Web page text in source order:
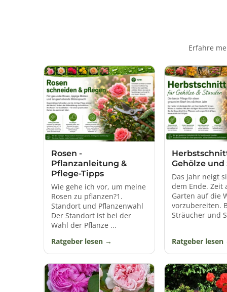
Solitärpflanzen:
Rankende Sorten:
Bodendecker:
2. Duft und Blüte:
Der betörende
prächtigen Blüten locken nicht
unterschiedlichen
3. Farbenvielfalt:
Rosen
Gelb oder Weiß. Die Farbwahl
farbliche
4. Bienen- und
Schmetterlinge an, die nicht nur
Beitrag zur
Der Ruf, dass
Eine ausgewogene Düngung im
und vitale Rosen zu
6. Vogelschutz und Nährgehölz:
Büsche dienen als Versteck- und
Rückschnitt:
Ein jährlicher
Düngung:Eine
Gießen:Rosen
Erfahre
Rosen -
Pflanzanleitung &
Pflege-Tipps
Wie gehe ich vor, um meine
Rosen zu pflanzen?1.
Standort und Pflanzenwahl
Der Standort ist bei der
Wahl der Pflanze ...
Ratgeber lesen
Gehölze und
Das Jahr neigt
dem Ende. Zeit
Garten auf die
vorzubereiten.
Sträucher und
Ratgeber lesen